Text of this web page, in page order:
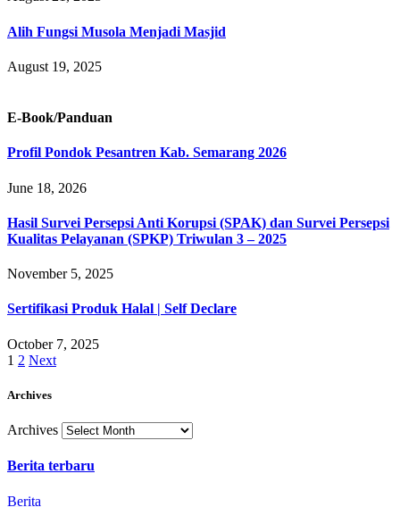
Alih Fungsi Musola Menjadi Masjid
August 19, 2025
E-Book/Panduan
Profil Pondok Pesantren Kab. Semarang 2026
June 18, 2026
Hasil Survei Persepsi Anti Korupsi (SPAK) dan Survei Persepsi
Kualitas Pelayanan (SPKP) Triwulan 3 – 2025
November 5, 2025
Sertifikasi Produk Halal | Self Declare
October 7, 2025
1 2 Next
Archives
Archives
Berita terbaru
Berita